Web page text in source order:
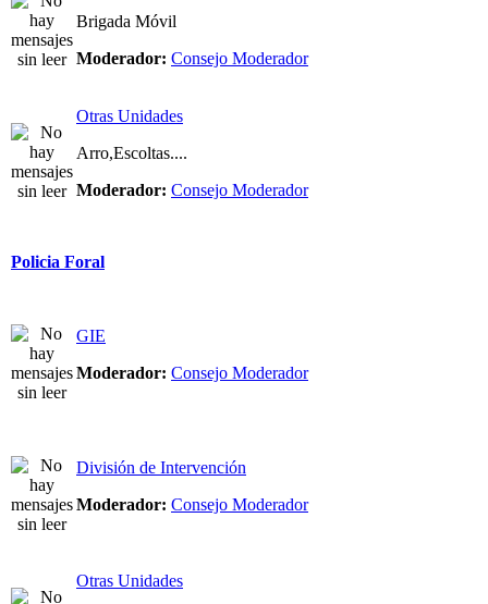
Brigada Móvil
Moderador: Consejo Moderador
Otras Unidades
Arro,Escoltas....
Moderador: Consejo Moderador
Policia Foral
GIE
Moderador: Consejo Moderador
División de Intervención
Moderador: Consejo Moderador
Otras Unidades